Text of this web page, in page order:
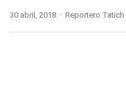
30 abril, 2018 Author
Reportero Tatich